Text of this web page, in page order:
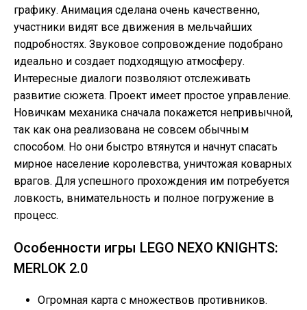
графику. Анимация сделана очень качественно,
участники видят все движения в мельчайших
подробностях. Звуковое сопровождение подобрано
идеально и создает подходящую атмосферу.
Интересные диалоги позволяют отслеживать
развитие сюжета. Проект имеет простое управление.
Новичкам механика сначала покажется непривычной,
так как она реализована не совсем обычным
способом. Но они быстро втянутся и начнут спасать
мирное население королевства, уничтожая коварных
врагов. Для успешного прохождения им потребуется
ловкость, внимательность и полное погружение в
процесс.
Особенности игры LEGO NEXO KNIGHTS:
MERLOK 2.0
Огромная карта с множествов противников.